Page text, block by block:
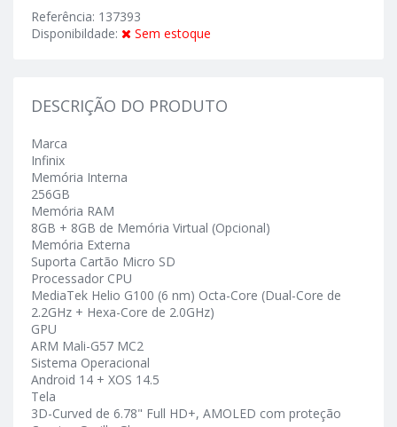
Referência: 137393
Disponibildade:
Sem estoque
DESCRIÇÃO DO PRODUTO
Marca
Infinix
Memória Interna
256GB
Memória RAM
8GB + 8GB de Memória Virtual (Opcional)
Memória Externa
Suporta Cartão Micro SD
Processador CPU
MediaTek Helio G100 (6 nm) Octa-Core (Dual-Core de
2.2GHz + Hexa-Core de 2.0GHz)
GPU
ARM Mali-G57 MC2
Sistema Operacional
Android 14 + XOS 14.5
Tela
3D-Curved de 6.78" Full HD+, AMOLED com proteção